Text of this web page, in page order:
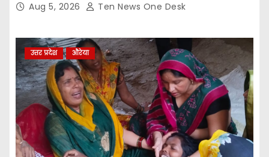
Aug 5, 2026 Ten News One Desk
उत्तर प्रदेश औरेया